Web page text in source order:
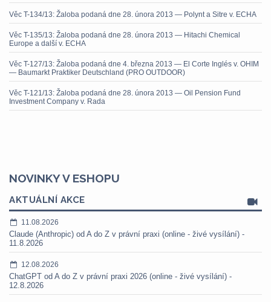
Věc T-134/13: Žaloba podaná dne 28. února 2013 — Polynt a Sitre v. ECHA
Věc T-135/13: Žaloba podaná dne 28. února 2013 — Hitachi Chemical
Europe a další v. ECHA
Věc T-127/13: Žaloba podaná dne 4. března 2013 — El Corte Inglés v. OHIM
— Baumarkt Praktiker Deutschland (PRO OUTDOOR)
Věc T-121/13: Žaloba podaná dne 28. února 2013 — Oil Pension Fund
Investment Company v. Rada
NOVINKY V ESHOPU
AKTUÁLNÍ AKCE
11.08.2026
Claude (Anthropic) od A do Z v právní praxi (online - živé vysílání) -
11.8.2026
12.08.2026
ChatGPT od A do Z v právní praxi 2026 (online - živé vysílání) -
12.8.2026